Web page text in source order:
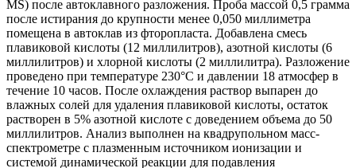
MS) после автоклавного разложения. Проба массой 0,5 грамма
после истирания до крупности менее 0,050 миллиметра
помещена в автоклав из фторопласта. Добавлена смесь
плавиковой кислоты (12 миллилитров), азотной кислоты (6
миллилитров) и хлорной кислоты (2 миллилитра). Разложение
проведено при температуре 230°C и давлении 18 атмосфер в
течение 10 часов. После охлаждения раствор выпарен до
влажных солей для удаления плавиковой кислоты, остаток
растворен в 5% азотной кислоте с доведением объема до 50
миллилитров. Анализ выполнен на квадрупольном масс-
спектрометре с плазменным источником ионизации и
системой динамической реакции для подавления